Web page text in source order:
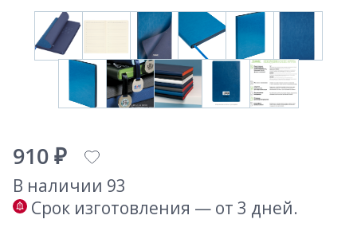
910 ₽
В наличии 93
Срок изготовления — от 3 дней.